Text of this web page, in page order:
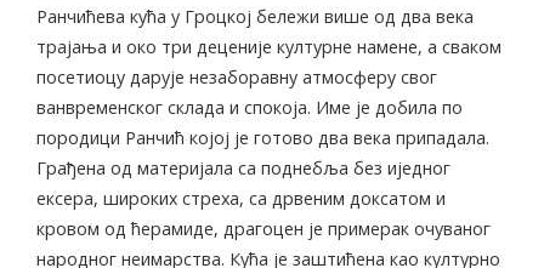
Ранчићева кућа у Гроцкој бележи више од два века
трајања и око три деценије културне намене, а сваком
посетиоцу дарује незаборавну атмосферу свог
ванвременског склада и спокоја. Име је добила по
породици Ранчић којој је готово два века припадала.
Грађена од материјала са поднебља без иједног
ексера, широких стреха, са дрвеним доксатом и
кровом од ћерамиде, драгоцен је примерак очуваног
народног неимарства. Кућа је заштићена као културно